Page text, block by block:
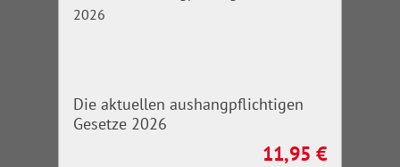
Die aktuellen aushangpflichtigen
Gesetze 2026
Regulärer Preis:
11,95 €